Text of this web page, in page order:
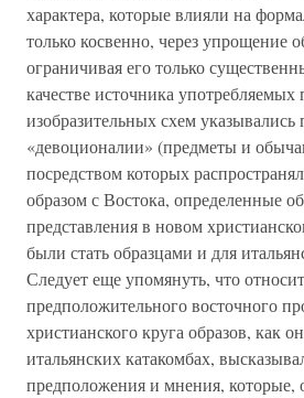
характера, которые влияли на
только косвенно, через упрощение
ограничивая его только
качестве источника употребляемых
изобразительных схем
«девоционалии» (предметы и
посредством которых
образом с Востока, определенные
представления в новом
были стать образцами и для
Следует еще упомянуть, что
предположительного восточного
христианского круга образов, как
итальянских катакомбах,
предположения и мнения, которые,